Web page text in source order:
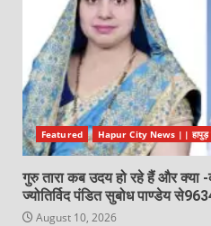
Featured Hapur City News || हापुड़
गुरु तारा कब उदय हो रहे हैं और क्या
ज्योतिर्विद पंडित सुबोध पाण्डेय
August 10, 2026